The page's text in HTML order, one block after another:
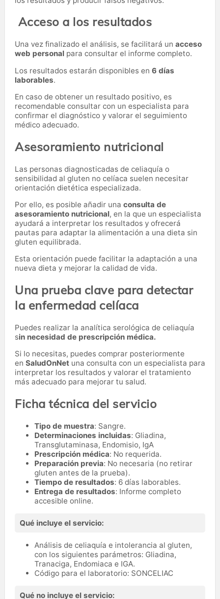
Acceso a los resultados
Una vez finalizado el análisis, se facilitará un acceso
web personal para consultar el informe completo.
Los resultados estarán disponibles en 6 días
laborables.
En caso de obtener un resultado positivo, es
recomendable consultar con un especialista para
confirmar el diagnóstico y valorar el seguimiento
médico adecuado.
Asesoramiento nutricional
Las personas diagnosticadas de celiaquía o
sensibilidad al gluten no celíaca suelen necesitar
orientación dietética especializada.
Por ello, es posible añadir una consulta de
asesoramiento nutricional, en la que un especialista
ayudará a interpretar los resultados y ofrecerá
pautas para adaptar la alimentación a una dieta sin
gluten equilibrada.
Esta orientación puede facilitar la adaptación a una
nueva dieta y mejorar la calidad de vida.
Una prueba clave para detectar
la enfermedad celíaca
Puedes realizar la analítica serológica de celiaquía
sin necesidad de prescripción médica.
Si lo necesitas, puedes comprar posteriormente
en SaludOnNet una consulta con un especialista para
interpretar los resultados y valorar el tratamiento
más adecuado para mejorar tu salud.
Ficha técnica del servicio
Tipo de muestra: Sangre.
Determinaciones incluidas: Gliadina,
Transglutaminasa, Endomisio, IgA
Prescripción médica: No requerida.
Preparación previa: No necesaria (no retirar
gluten antes de la prueba).
Tiempo de resultados: 6 días laborables.
Entrega de resultados: Informe completo
accesible online.
Qué incluye el servicio:
Análisis de celiaquía e intolerancia al gluten,
con los siguientes parámetros: Gliadina,
Tranaciga, Endomiaca e IGA.
Código para el laboratorio: SONCELIAC
Qué no incluye el servicio: